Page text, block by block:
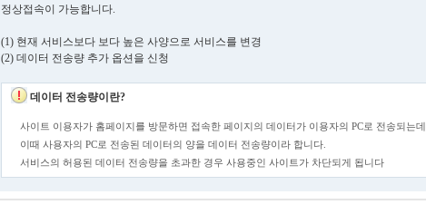
정상접속이 가능합니다.
(1) 현재 서비스보다 보다 높은 사양으로 서비스를 변경
(2) 데이터 전송량 추가 옵션을 신청
데이터 전송량이란?
사이트 이용자가 홈페이지를 방문하면 접속한 페이지의 데이터가 이용자의 PC로 전송되는데,
이때 사용자의 PC로 전송된 데이터의 양을 데이터 전송량이라 합니다.
서비스의 허용된 데이터 전송량을 초과한 경우 사용중인 사이트가 차단되게 됩니다